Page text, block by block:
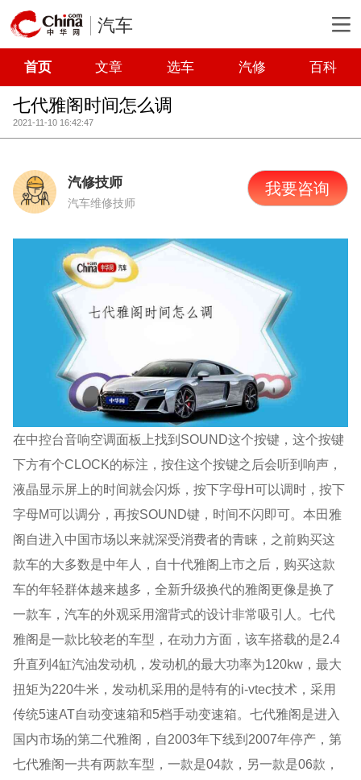
汽车
首页 文章 选车 汽修 百科
七代雅阁时间怎么调
2021-11-10 16:42:47
汽修技师
汽车维修技师
我要咨询
在中控台音响空调面板上找到SOUND这个按键，这个按键
下方有个CLOCK的标注，按住这个按键之后会听到响声，
液晶显示屏上的时间就会闪烁，按下字母H可以调时，按下
字母M可以调分，再按SOUND键，时间不闪即可。本田雅
阁自进入中国市场以来就深受消费者的青睐，之前购买这
款车的大多数是中年人，自十代雅阁上市之后，购买这款
车的年轻群体越来越多，全新升级换代的雅阁更像是换了
一款车，汽车的外观采用溜背式的设计非常吸引人。七代
雅阁是一款比较老的车型，在动力方面，该车搭载的是2.4
升直列4缸汽油发动机，发动机的最大功率为120kw，最大
扭矩为220牛米，发动机采用的是特有的i-vtec技术，采用
传统5速AT自动变速箱和5档手动变速箱。七代雅阁是进入
国内市场的第二代雅阁，自2003年下线到2007年停产，第
七代雅阁一共有两款车型，一款是04款，另一款是06款，